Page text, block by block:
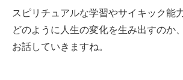
スピリチュアルな学習やサイキック能
どのように人生の変化を生み出すのか
お話していきますね。